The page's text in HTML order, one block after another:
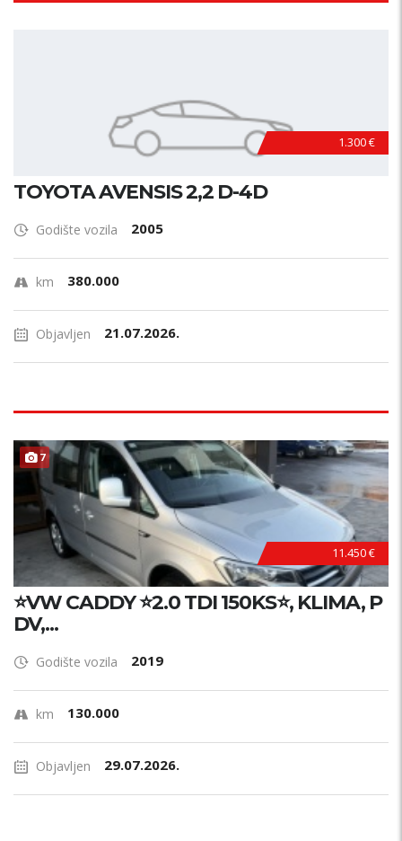
1.300 €
TOYOTA AVENSIS 2,2 D-4D
Godište vozila 2005
km 380.000
Objavljen 21.07.2026.
7
11.450 €
⭐VW CADDY ⭐2.0 TDI 150KS⭐, KLIMA, P
DV,...
Godište vozila 2019
km 130.000
Objavljen 29.07.2026.